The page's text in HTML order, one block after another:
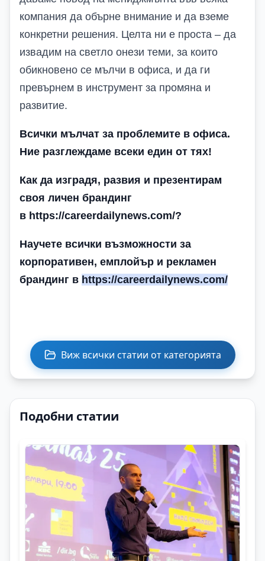
компания да обърне внимание и да вземе
конкретни решения. Целта ни е проста – да
извадим на светло онези теми, за които
обикновено се мълчи в офиса, и да ги
превърнем в инструмент за промяна и
развитие.
Всички мълчат за проблемите в офиса.
Ние разглеждаме всеки един от тях!
Как да изградя, развия и презентирам
своя личен брандинг
в https://careerdailynews.com/?
Научете всички възможности за
корпоративен, емплойър и рекламен
брандинг в https://careerdailynews.com/
Виж всички статии от категорията
Подобни статии